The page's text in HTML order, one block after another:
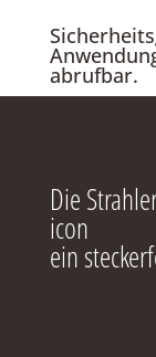
abrufbar.
Die
icon
ein